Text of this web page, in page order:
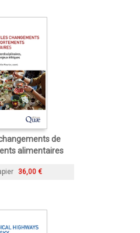
de
alimentaires
36,00 €